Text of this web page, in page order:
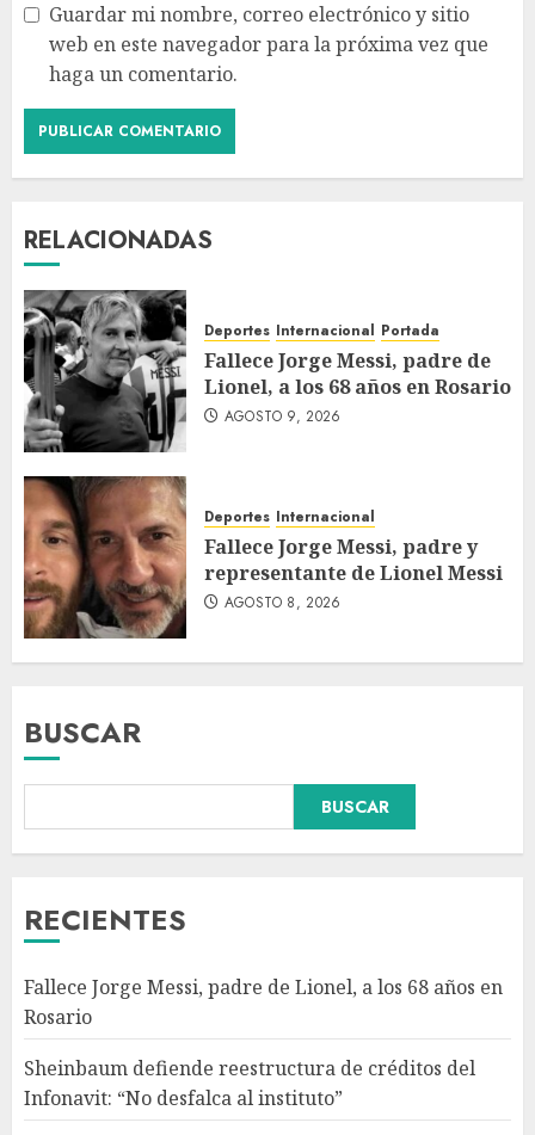
Guardar mi nombre, correo electrónico y sitio
web en este navegador para la próxima vez que
haga un comentario.
RELACIONADAS
Deportes Internacional Portada
Fallece Jorge Messi, padre de
Lionel, a los 68 años en Rosario
AGOSTO 9, 2026
Deportes Internacional
Fallece Jorge Messi, padre y
representante de Lionel Messi
AGOSTO 8, 2026
BUSCAR
BUSCAR
RECIENTES
Fallece Jorge Messi, padre de Lionel, a los 68 años en
Rosario
Sheinbaum defiende reestructura de créditos del
Infonavit: “No desfalca al instituto”
Colombia respalda soberanía
de Marruecos sobre el Sáhara
4
Detienen a ‘El Pony’ con fusil
M4, drogas y arsenal en